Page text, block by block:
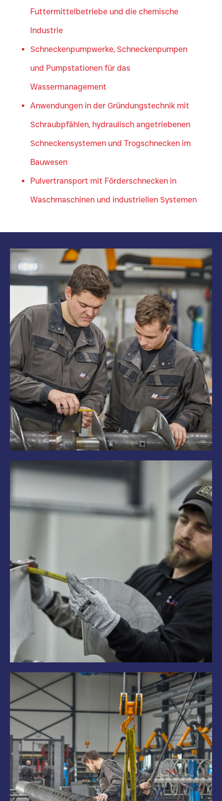
Futtermittelbetriebe und die chemische
Industrie
Schneckenpumpwerke, Schneckenpumpen
und Pumpstationen für das
Wassermanagement
Anwendungen in der Gründungstechnik mit
Schraubpfählen, hydraulisch angetriebenen
Schneckensystemen und Trogschnecken im
Bauwesen
Pulvertransport mit Förderschnecken in
Waschmaschinen und industriellen Systemen